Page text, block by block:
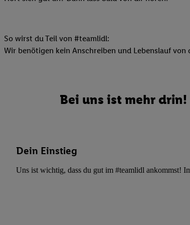
So wirst du Teil von #teamlidl:
Wir benötigen kein Anschreiben und Lebenslauf
Bei uns ist mehr drin!
Dein Einstieg
Uns ist wichtig, dass du gut im #teamlidl ankommst!
Anzeige